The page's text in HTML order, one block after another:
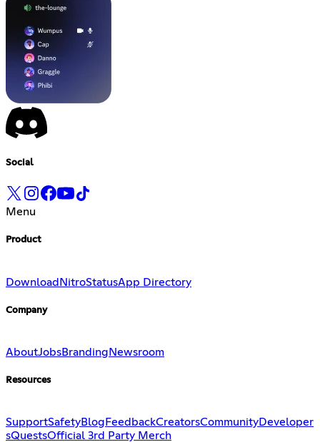
Social
Menu
Product
DownloadNitroStatusApp Directory
Company
AboutJobsBranding Newsroom
Resources
SupportSafetyBlog FeedbackCreatorsCommunityDeveloper
sQuestsOfficial 3rd Party Merch